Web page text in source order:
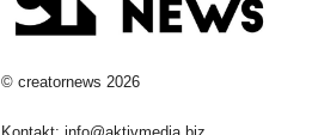
© creatornews 2026